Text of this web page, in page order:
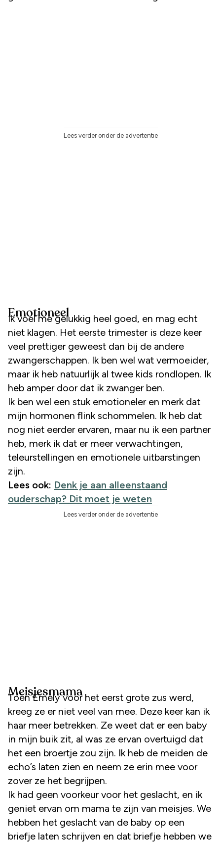
Lees verder onder de advertentie
Emotioneel
Ik voel me gelukkig heel goed, en mag echt
niet klagen. Het eerste trimester is deze keer
veel prettiger geweest dan bij de andere
zwangerschappen. Ik ben wel wat vermoeider,
maar ik heb natuurlijk al twee kids rondlopen. Ik
heb amper door dat ik zwanger ben.
Ik ben wel een stuk emotioneler en merk dat
mijn hormonen flink schommelen. Ik heb dat
nog niet eerder ervaren, maar nu ik een partner
heb, merk ik dat er meer verwachtingen,
teleurstellingen en emotionele uitbarstingen
zijn.
Lees ook: Denk je aan alleenstaand
ouderschap? Dit moet je weten
Lees verder onder de advertentie
Meisjesmama
Toen Emely voor het eerst grote zus werd,
kreeg ze er niet veel van mee. Deze keer kan ik
haar meer betrekken. Ze weet dat er een baby
in mijn buik zit, al was ze ervan overtuigd dat
het een broertje zou zijn. Ik heb de meiden de
echo’s laten zien en neem ze erin mee voor
zover ze het begrijpen.
Ik had geen voorkeur voor het geslacht, en ik
geniet ervan om mama te zijn van meisjes. We
hebben het geslacht van de baby op een
briefje laten schrijven en dat briefje hebben we